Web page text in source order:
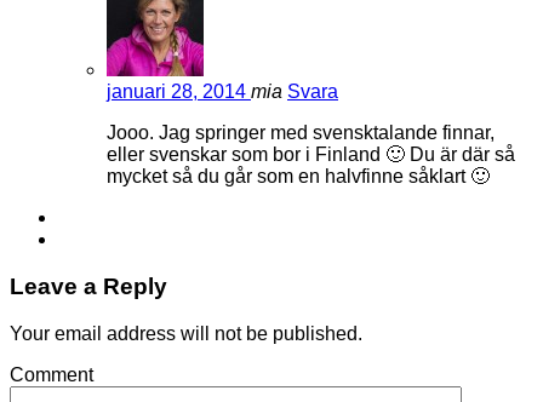
januari 28, 2014 mia Svara
Jooo. Jag springer med svensktalande finnar,
eller svenskar som bor i Finland 🙂 Du är där så
mycket så du går som en halvfinne såklart 🙂
Leave a Reply
Your email address will not be published.
Comment